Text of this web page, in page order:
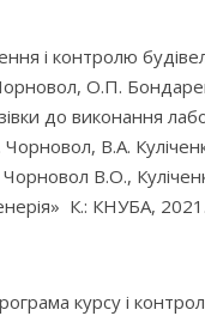
і контролю
О.П.
до виконання
В.А.
В.О.,
К.: КНУБА,
Програма курсу і